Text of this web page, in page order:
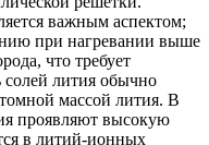
важным аспектом;
при нагревании выше
что требует
лития обычно
массой лития. В
проявляют высокую
в литий-ионных